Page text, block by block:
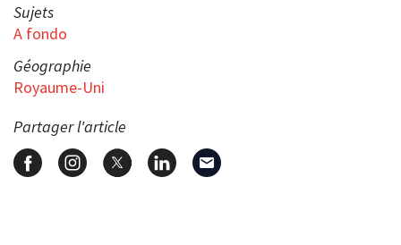
Sujets
A fondo
Géographie
Royaume-Uni
Partager l'article